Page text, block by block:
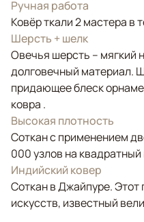
Ручная работа
Ковёр ткали 2 мастера в
Шерсть + шелк
Овечья шерсть – мягкий
долговечный материал.
придающее блеск
ковра .
Высокая плотность
Соткан с применением
000 узлов на квадратный
Индийский ковер
Соткан в Джайпуре.
искусств, известный